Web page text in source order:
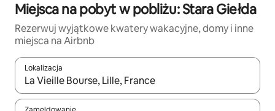
Miejsca na pobyt w pobliżu: Stara Giełda
Rezerwuj wyjątkowe kwatery wakacyjne, domy i inne
miejsca na Airbnb
Lokalizacja
Gdy wyniki będą dostępne, możesz poruszać się po nich za